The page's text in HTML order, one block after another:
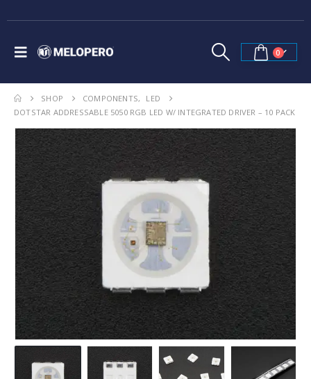
0
SHOP COMPONENTS,
LED
DOTSTAR ADDRESSABLE 5050 RGB LED W/ INTEGRATED DRIVER – 10 PACK